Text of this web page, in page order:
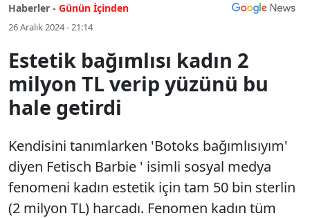
Haberler - Günün İçinden
26 Aralık 2024 - 21:14
Estetik bağımlısı kadın 2
milyon TL verip yüzünü bu
hale getirdi
Kendisini tanımlarken 'Botoks bağımlısıyım'
diyen Fetisch Barbie ' isimli sosyal medya
fenomeni kadın estetik için tam 50 bin sterlin
(2 milyon TL) harcadı. Fenomen kadın tüm